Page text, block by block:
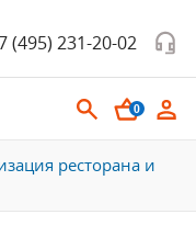
(495) 231-20-02
0
ресторана и